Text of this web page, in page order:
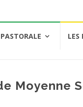
LES
Moyenne